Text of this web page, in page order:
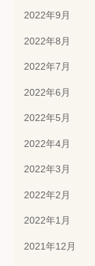
2022年9月
2022年8月
2022年7月
2022年6月
2022年5月
2022年4月
2022年3月
2022年2月
2022年1月
2021年12月